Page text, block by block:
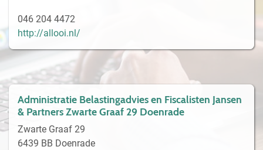
046 204 4472
http://allooi.nl/
Administratie Belastingadvies en Fiscalisten Jansen
& Partners Zwarte Graaf 29 Doenrade
Zwarte Graaf 29
6439 BB Doenrade